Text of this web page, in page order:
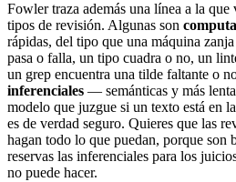
Fowler traza además una línea a la
tipos de revisión. Algunas son
rápidas, del tipo que una máquina
pasa o falla, un tipo cuadra o no, un
un grep encuentra una tilde faltante o
inferenciales — semánticas y más
modelo que juzgue si un texto está en
es de verdad seguro. Quieres que las
hagan todo lo que puedan, porque son
reservas las inferenciales para los
no puede hacer.